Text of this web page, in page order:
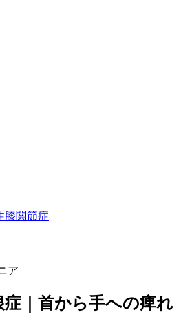
膝関節症
ア
症｜首から手への痺れ